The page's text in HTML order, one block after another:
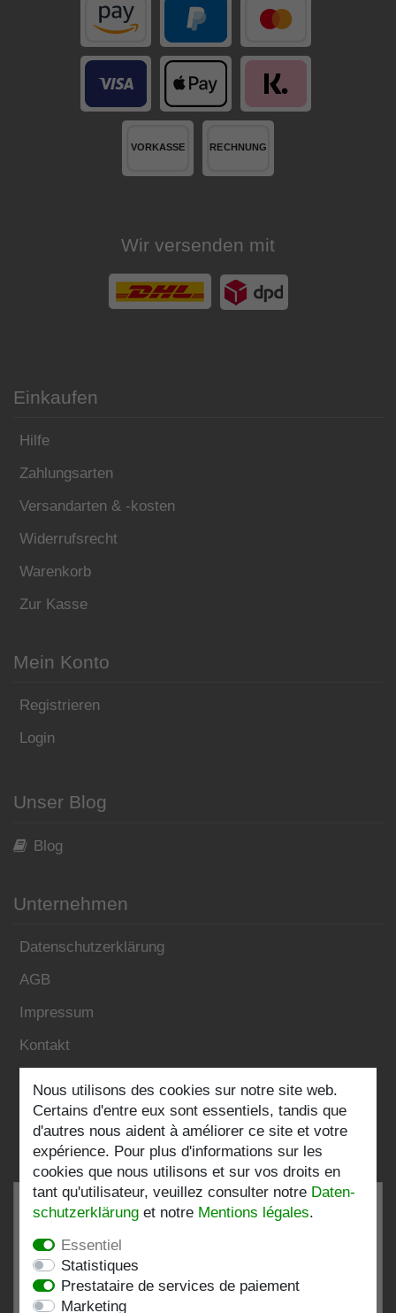
Wir versenden mit
Einkaufen
Hilfe
Zahlungsarten
Versandarten & -kosten
Widerrufsrecht
Warenkorb
Zur Kasse
Mein Konto
Registrieren
Login
Unser Blog
Blog
Unternehmen
Datenschutzerklärung
AGB
Impressum
Kontakt
Folgen Sie uns:
de 197 Évaluations
chez:shopvote.de, Amazon
Nous utilisons des cookies sur notre site web.
Certains d'entre eux sont essentiels, tandis que
d'autres nous aident à améliorer ce site et votre
expérience. Pour plus d'informations sur les
cookies que nous utilisons et sur vos droits en
tant qu'utilisateur, veuillez consulter notre Daten­
schutz­erklärung et notre Mentions légales.
Essentiel
Statistiques
Prestataire de services de paiement
Marketing